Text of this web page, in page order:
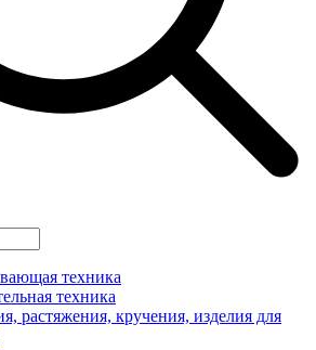
техника
техника
растяжения, кручения, изделия для